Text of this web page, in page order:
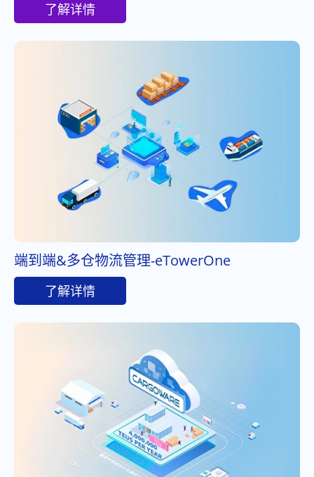
了解详情
端到端&多仓物流管理-eTowerOne
了解详情